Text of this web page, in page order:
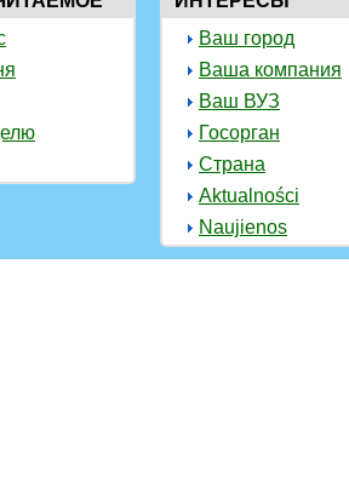
Ваш город
Ваша компания
Ваш ВУЗ
Госорган
Страна
Aktualności
Naujienos